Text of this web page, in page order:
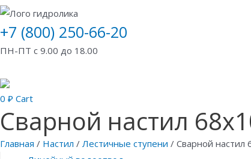
+7 (800) 250-66-20
ПН-ПТ с 9.00 до 18.00
0 ₽ Cart
Сварной настил
Главная / Настил / Лестичные ступени / Сварной настил